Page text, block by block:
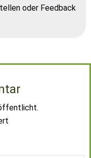
oder Feedback